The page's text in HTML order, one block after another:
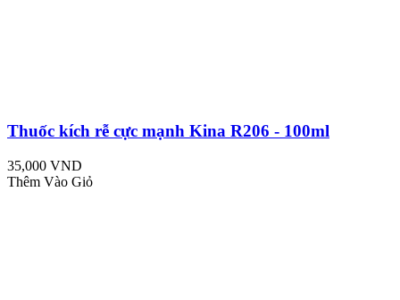
Thuốc kích rễ cực mạnh Kina R206 - 100ml
35,000 VND
Thêm Vào Giỏ